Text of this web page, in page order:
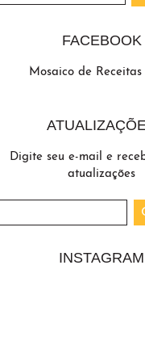
FACEBOOK
Mosaico de Receitas
Digite seu e-mail e
atualizações
INSTAGRAM